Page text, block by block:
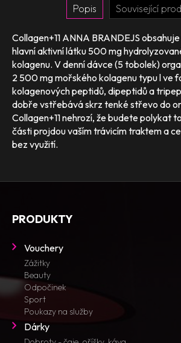
Popis Související
Collagen+11 ANNA BRANDEJS
hlavní aktivní látku 500 mg
kolagenu. V denní dávce (5 tobolek)
2 500 mg mořského kolagenu typu l ve
kolagenových peptidů, dipeptidů a
dobře vstřebává skrz tenké střevo do
Collagen+11 nehrozí, že budete polykat
části projdou vaším trávicím traktem a
bez využití.
PRODUKTY
Vouchery
Zážitky
Beauty
Odpočinek
Sport
Poukazy na služby
Dárky